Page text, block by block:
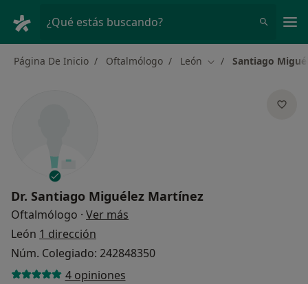
¿Qué estás buscando?
Página De Inicio Oftalmólogo León Cambiar de ciudad
Santiago
Dr. Santiago Miguélez Martínez
Oftalmólogo · Ver más
León 1 dirección
Núm. Colegiado: 242848350
4 opiniones